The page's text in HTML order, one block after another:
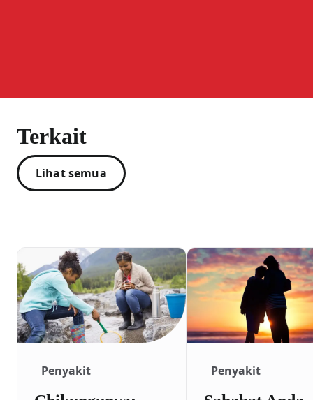
Terkait
Lihat semua
Penyakit Penyakit